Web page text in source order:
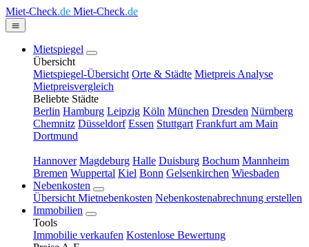
Miet-Check.de Miet-Check.de
Mietspiegel
Übersicht
Mietspiegel-Übersicht Orte & Städte Mietpreis Analyse
Mietpreisvergleich
Beliebte Städte
Berlin Hamburg Leipzig Köln München Dresden Nürnberg
Chemnitz Düsseldorf Essen Stuttgart Frankfurt am Main
Dortmund
Hannover Magdeburg Halle Duisburg Bochum Mannheim
Bremen Wuppertal Kiel Bonn Gelsenkirchen Wiesbaden
Nebenkosten
Übersicht Mietnebenkosten Nebenkostenabrechnung erstellen
Immobilien
Tools
Immobilie verkaufen Kostenlose Bewertung